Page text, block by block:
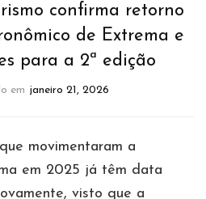
confirma retorno
de Extrema e
para a 2ª edição
em janeiro 21, 2026
movimentaram a
em 2025 já têm data
visto que a